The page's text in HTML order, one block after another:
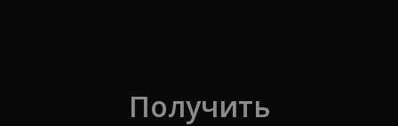
Получить